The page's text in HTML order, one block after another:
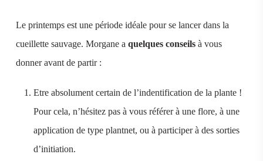
Le printemps est une période idéale pour se lancer dans la
cueillette sauvage. Morgane a quelques conseilsà vous
donner avant de partir :
Etre absolument certain de l’indentification de la plante !
Pour cela, n’hésitez pas à vous référer à une flore, à une
application de type plantnet, ou à participer à des sorties
d’initiation.